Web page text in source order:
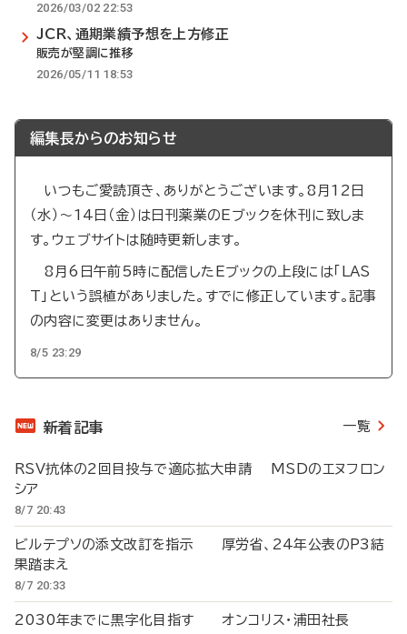
2026/03/02 22:53
JCR、通期業績予想を上方修正
販売が堅調に推移
2026/05/11 18:53
編集長からのお知らせ
いつもご愛読頂き、ありがとうございます。8月12日
（水）～14日（金）は日刊薬業のEブックを休刊に致しま
す。ウェブサイトは随時更新します。
8月6日午前5時に配信したEブックの上段には「LAS
T」という誤植がありました。すでに修正しています。記事
の内容に変更はありません。
8/5 23:29
新着記事 一覧
RSV抗体の2回目投与で適応拡大申請 MSDのエヌフロン
シア
8/7 20:43
ビルテプソの添文改訂を指示 厚労省、24年公表のP3結
果踏まえ
8/7 20:33
2030年までに黒字化目指す オンコリス・浦田社長